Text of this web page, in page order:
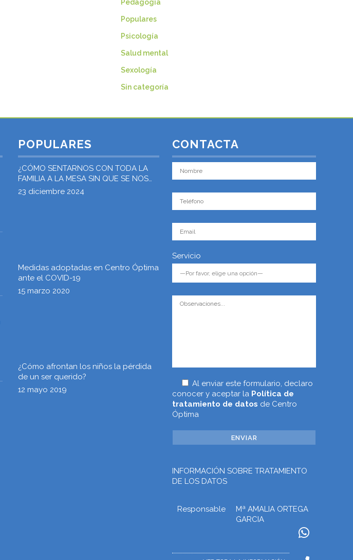
Pedagogía
Populares
Psicología
Salud mental
Sexología
Sin categoría
POPULARES
¿CÓMO SENTARNOS CON TODA LA
FAMILIA A LA MESA SIN QUE SE NOS
«ATRAGANTE EL PAVO»?
23 diciembre 2024
Medidas adoptadas en Centro Óptima
ante el COVID-19
15 marzo 2020
¿Cómo afrontan los niños la pérdida
de un ser querido?
12 mayo 2019
CONTACTA
Servicio
Al enviar este formulario, declaro
conocer y aceptar la Política de
tratamiento de datos de Centro
Óptima
INFORMACIÓN SOBRE TRATAMIENTO
DE LOS DATOS
Responsable
Mª AMALIA ORTEGA
GARCIA